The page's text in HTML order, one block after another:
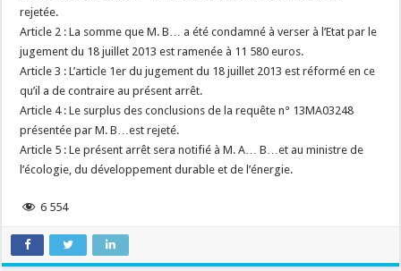
rejetée.
Article 2 : La somme que M. B… a été condamné à verser à l’Etat par le
jugement du 18 juillet 2013 est ramenée à 11 580 euros.
Article 3 : L’article 1er du jugement du 18 juillet 2013 est réformé en ce
qu’il a de contraire au présent arrêt.
Article 4 : Le surplus des conclusions de la requête n° 13MA03248
présentée par M. B…est rejeté.
Article 5 : Le présent arrêt sera notifié à M. A… B…et au ministre de
l’écologie, du développement durable et de l’énergie.
6 554